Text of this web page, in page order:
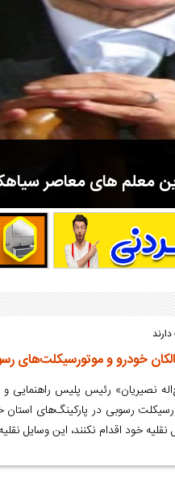
معلم های معاصر
مرحوم ملک زاده از سال
بازنشست شد.
خودرو و موتورسیکلت‌های
رسوبی در پارکینگ‌های استان
خود اقدام نکنند، این وسایل